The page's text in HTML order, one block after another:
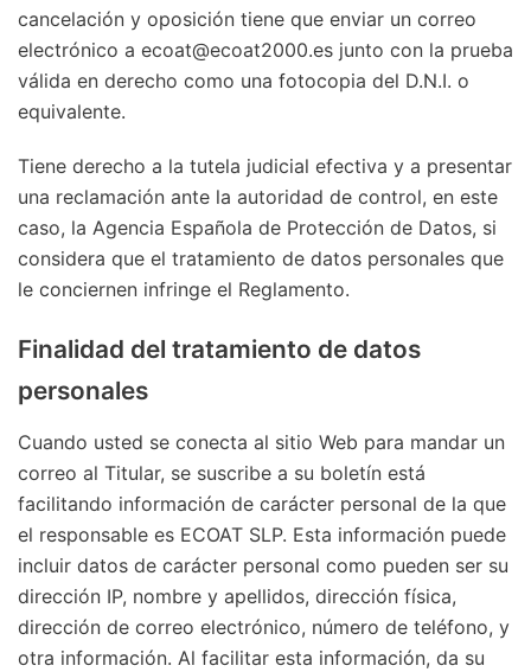
cancelación y oposición tiene que enviar un correo
electrónico a ecoat@ecoat2000.es junto con la prueba
válida en derecho como una fotocopia del D.N.I. o
equivalente.
Tiene derecho a la tutela judicial efectiva y a presentar
una reclamación ante la autoridad de control, en este
caso, la Agencia Española de Protección de Datos, si
considera que el tratamiento de datos personales que
le conciernen infringe el Reglamento.
Finalidad del tratamiento de datos
personales
Cuando usted se conecta al sitio Web para mandar un
correo al Titular, se suscribe a su boletín está
facilitando información de carácter personal de la que
el responsable es ECOAT SLP. Esta información puede
incluir datos de carácter personal como pueden ser su
dirección IP, nombre y apellidos, dirección física,
dirección de correo electrónico, número de teléfono, y
otra información. Al facilitar esta información, da su